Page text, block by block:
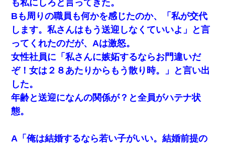
裁判官「お互いに最後に言いたいことはありますか」バカ
夫「…」A「夫を一発殴らせてほしい」裁判官「どうぞ」
【ワロタ】姉から「肉食系14才、乳丸出し、毛はうっすら
生えかけ」というタイトルで画像が送られてきた
嫁が弁護士を連れてきて「悪いと思うなら慰謝料を払って
離婚しろ」→ 俺「完全に恐喝になってますね」「お前、こ
れが詐欺だって知ってる？」
【クズ】昔、兄がお見合いして「ブスすぎｗｗｗ」と断っ
た女性が、兄の同級生と結婚。それを知った兄は荒れ狂
も私にしろと言ってきた。
Bも周りの職員も何かを感じたのか、「私が交代
します。私さんはもう送迎しなくていいよ」と言
ってくれたのだが、Aは激怒。
女性社員に「私さんに嫉妬するならお門違いだ
ぞ！女は２８あたりからもう散り時。」と言い出
した。
年齢と送迎になんの関係が？と全員がハテナ状
態。
A「俺は結婚するなら若い子がいい。結婚前提の